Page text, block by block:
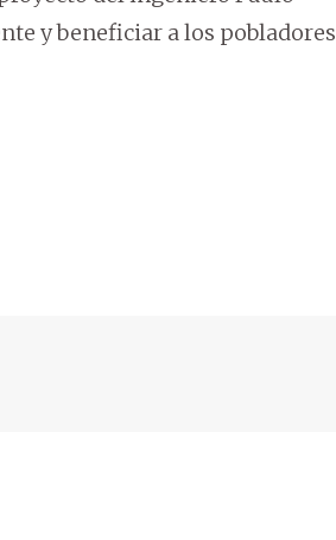
y beneficiar a los pobladores